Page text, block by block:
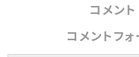
コメント
コメントフォ